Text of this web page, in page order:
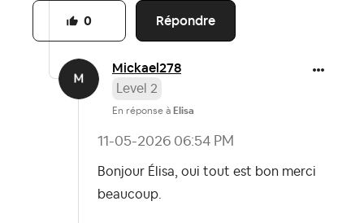
Répondre
0
Mickael278
Level 2
En réponse à Elisa
‎11-05-2026 06:54 PM
Bonjour Élisa, oui tout est bon merci
beaucoup.